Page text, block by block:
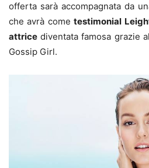
offerta sarà accompagnata da
che avrà cometestimonial
attrice diventata famosa grazie
Gossip Girl.